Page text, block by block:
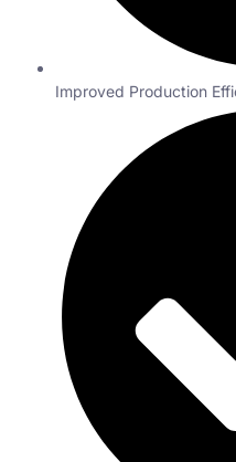
Improved Production